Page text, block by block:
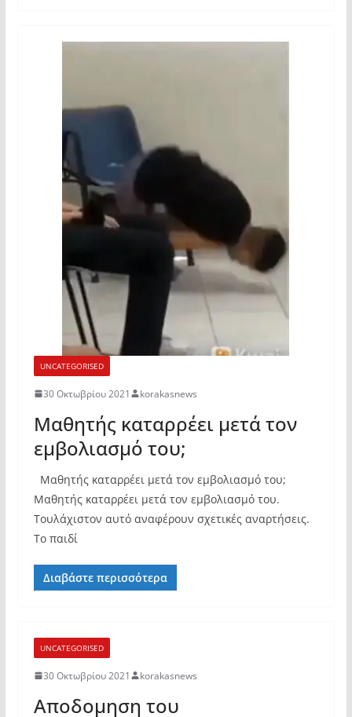
UNCATEGORISED
30 Οκτωβρίου 2021 korakasnews
Μαθητής καταρρέει μετά τον
εμβολιασμό του;
Μαθητής καταρρέει μετά τον εμβολιασμό του;
Μαθητής καταρρέει μετά τον εμβολιασμό του.
Τουλάχιστον αυτό αναφέρουν σχετικές αναρτήσεις.
Το παιδί
Διαβάστε περισσότερα
UNCATEGORISED
30 Οκτωβρίου 2021 korakasnews
Αποδομηση του